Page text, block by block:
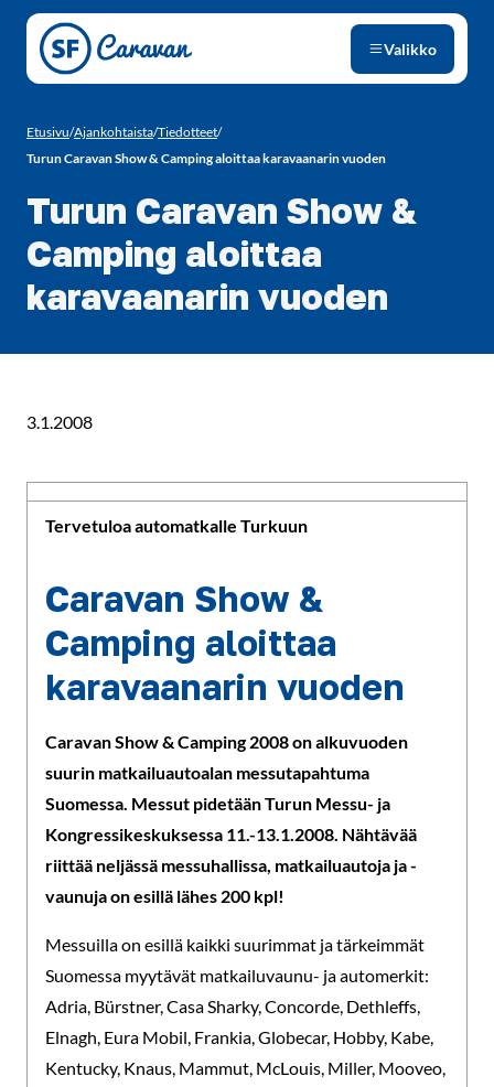
Siirry sivun sisältöön
Valikko
Etusivu/Ajankohtaista/Tiedotteet/
Turun Caravan Show & Camping aloittaa karavaanarin vuoden
Turun Caravan Show &
Camping aloittaa
karavaanarin vuoden
3.1.2008
Tervetuloa automatkalle Turkuun
Caravan Show &
Camping aloittaa
karavaanarin vuoden
Caravan Show & Camping 2008 on alkuvuoden
suurin matkailuautoalan messutapahtuma
Suomessa. Messut pidetään Turun Messu- ja
Kongressikeskuksessa 11.-13.1.2008. Nähtävää
riittää neljässä messuhallissa, matkailuautoja ja -
vaunuja on esillä lähes 200 kpl!
Messuilla on esillä kaikki suurimmat ja tärkeimmät
Suomessa myytävät matkailuvaunu- ja automerkit:
Adria, Bürstner, Casa Sharky, Concorde, Dethleffs,
Elnagh, Eura Mobil, Frankia, Globecar, Hobby, Kabe,
Kentucky, Knaus, Mammut, McLouis, Miller, Mooveo,